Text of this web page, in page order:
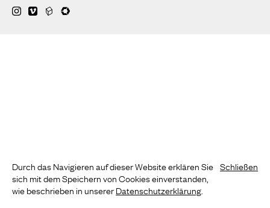
Durch das Navigieren auf dieser Website erklären Sie
sich mit dem Speichern von Cookies einverstanden,
wie beschrieben in unsererDatenschutzerklärung
Schließen